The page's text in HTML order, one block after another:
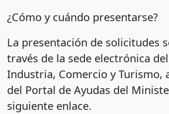
¿Cómo y cuándo presentarse?
La presentación de solicitudes
través de la sede electrónica
Industria, Comercio y Turismo,
del Portal de Ayudas del
siguiente enlace.